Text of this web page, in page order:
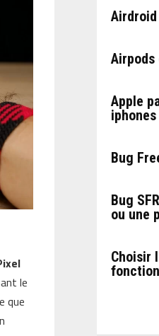
le
que
Apple
Bug
Bug
ou une
Choisir